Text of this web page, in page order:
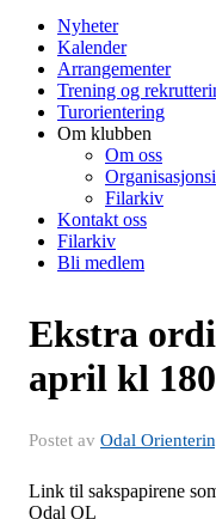
Nyheter
Kalender
Arrangementer
Trening og
Turorientering
Om klubben
Om oss
Filarkiv
Kontakt oss
Filarkiv
Bli medlem
Ekstra
april kl
Postet av Odal
Link til sakspapirene
Odal OL